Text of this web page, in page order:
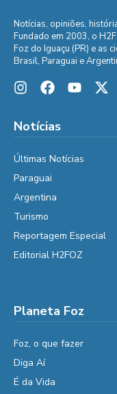
Notícias, opiniões,
Fundado em 2003, o
Foz do Iguaçu (PR) e as
Brasil, Paraguai e
Notícias
Últimas Notícias
Paraguai
Argentina
Turismo
Reportagem Especial
Editorial H2FOZ
Planeta Foz
Foz, o que fazer
Diga Aí
É da Vida